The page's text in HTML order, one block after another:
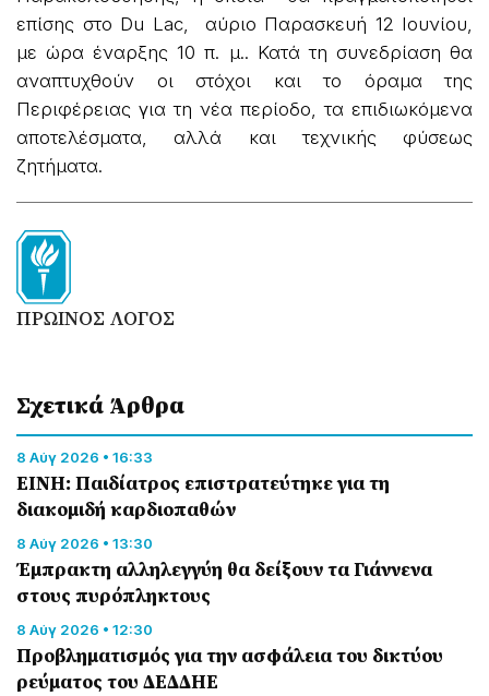
επίσης στο Du Lac, αύριο Παρασκευή 12 Ιουνίου,
με ώρα έναρξης 10 π. μ.. Κατά τη συνεδρίαση θα
αναπτυχθούν οι στόχοι και το όραμα της
Περιφέρειας για τη νέα περίοδο, τα επιδιωκόμενα
αποτελέσματα, αλλά και τεχνικής φύσεως
ζητήματα.
ΠΡΩΙΝΟΣ ΛΟΓΟΣ
Σχετικά Άρθρα
8 Αύγ 2026 • 16:33
ΕΙΝΗ: Παιδίατρος επιστρατεύτηκε για τη
διακομιδή καρδιοπαθών
8 Αύγ 2026 • 13:30
Έμπρακτη αλληλεγγύη θα δείξουν τα Γιάννενα
στους πυρόπληκτους
8 Αύγ 2026 • 12:30
Προβληματισμός για την ασφάλεια του δικτύου
ρεύματος του ΔΕΔΔΗΕ